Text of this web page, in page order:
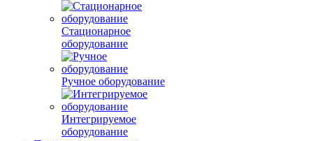
Стационарное
оборудование
Ручное оборудование
Интегрируемое
оборудование